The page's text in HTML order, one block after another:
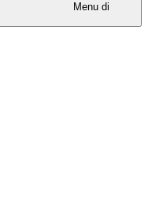
Menu di